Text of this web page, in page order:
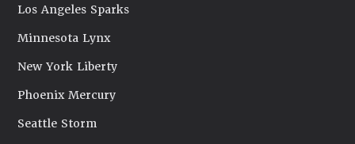
Los Angeles Sparks
Minnesota Lynx
New York Liberty
Phoenix Mercury
Seattle Storm